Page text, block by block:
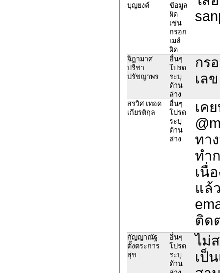
บุญยงค์
ข้อมูล
ผิด
เช่น
กรอก
เมล์
ผิด
จิฎามาศ
ปรีชา
ปรัชญาพร
อื่นๆ
โปรด
ระบุ
ด้าน
ล่าง
กร
เล
สรวิศ เทอด
เกียรติกุล
อื่นๆ
โปรด
ระบุ
ด้าน
ล่าง
เค
ทา
ทำ
เนื่
แล้
ติด
กัญญาณัฐ
ตั้งตระการ
สุข
อื่นๆ
โปรด
ระบุ
ด้าน
ไม่
เป็